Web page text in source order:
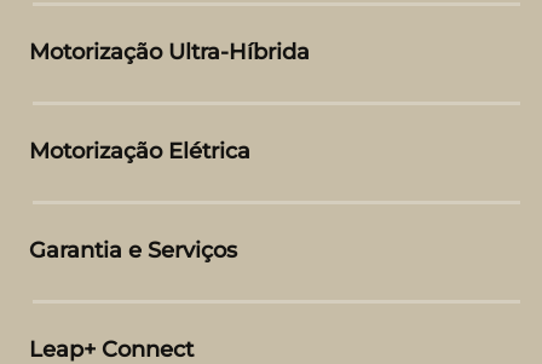
Motorização Ultra-Híbrida
Motorização Elétrica
Garantia e Serviços
Leap+ Connect